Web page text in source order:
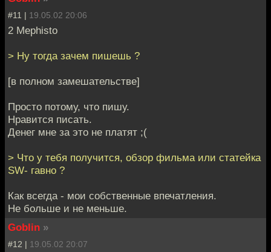
#11 | 19.05.02 20:06
2 Mephisto
> Ну тогда зачем пишешь ?
[в полном замешательстве]
Просто потому, что пишу.
Нравится писать.
Денег мне за это не платят ;(
> Что у тебя получится, обзор фильма или статейка
SW- гавно ?
Как всегда - мои собственные впечатления.
Не больше и не меньше.
Goblin »
#12 | 19.05.02 20:07